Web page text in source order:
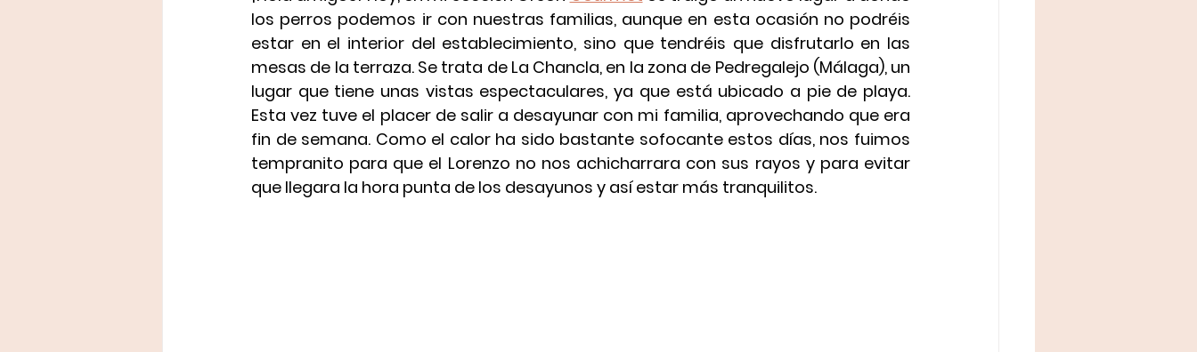
los perros podemos ir con nuestras familias, aunque en esta ocasión no podréis
estar en el interior del establecimiento, sino que tendréis que disfrutarlo en las
mesas de la terraza. Se trata de La Chancla, en la zona de Pedregalejo (Málaga), un
lugar que tiene unas vistas espectaculares, ya que está ubicado a pie de playa.
Esta vez tuve el placer de salir a desayunar con mi familia, aprovechando que era
fin de semana. Como el calor ha sido bastante sofocante estos días, nos fuimos
tempranito para que el Lorenzo no nos achicharrara con sus rayos y para evitar
que llegara la hora punta de los desayunos y así estar más tranquilitos.